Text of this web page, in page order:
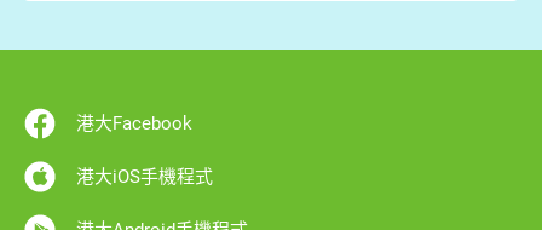
港大Facebook
港大iOS手機程式